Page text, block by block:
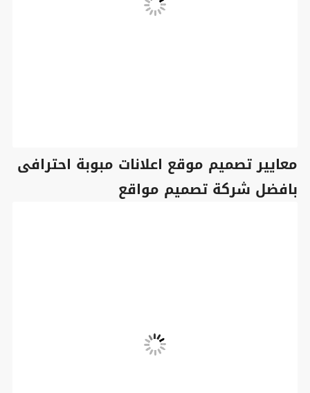
معايير تصميم موقع اعلانات مبوبة احترافى
بافضل شركة تصميم مواقع